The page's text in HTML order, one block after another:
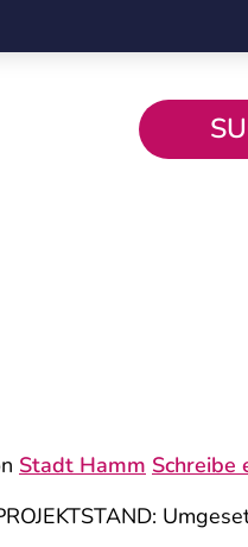
Stadt Hamm Schreibe